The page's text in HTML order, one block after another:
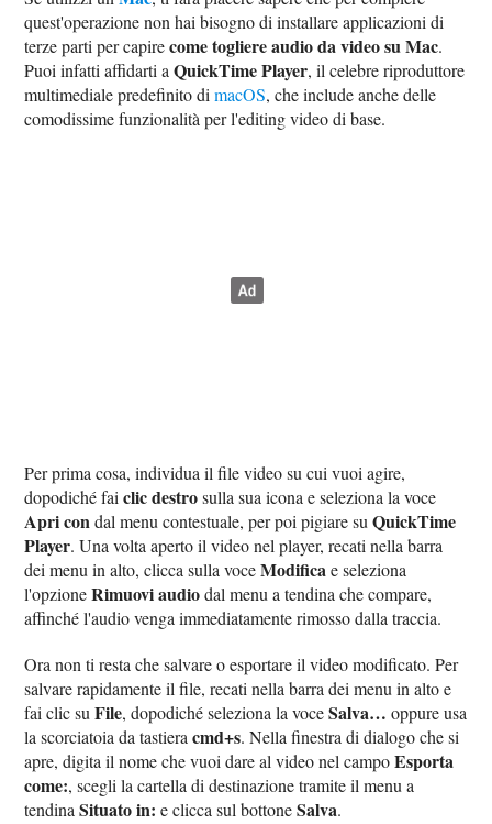
quest'operazione non hai bisogno di installare applicazioni di
terze parti per capirecome togliere audio da video su Mac.
Puoi infatti affidarti aQuickTime Player, il celebre riproduttore
multimediale predefinito dimacOS, che include anche delle
comodissime funzionalità per l'editing video di base.
Per prima cosa, individua il file video su cui vuoi agire,
dopodiché faiclic destrosulla sua icona e seleziona la voce
Apri condal menu contestuale, per poi pigiare suQuickTime
Player. Una volta aperto il video nel player, recati nella barra
dei menu in alto, clicca sulla voceModificae seleziona
l'opzioneRimuovi audiodal menu a tendina che compare,
affinché l'audio venga immediatamente rimosso dalla traccia.
Ora non ti resta che salvare o esportare il video modificato. Per
salvare rapidamente il file, recati nella barra dei menu in alto e
fai clic suFile, dopodiché seleziona la voceSalva… oppure usa
la scorciatoia da tastieracmd+s. Nella finestra di dialogo che si
apre, digita il nome che vuoi dare al video nel campoEsporta
come:, scegli la cartella di destinazione tramite il menu a
tendinaSituato in: e clicca sul bottoneSalva.